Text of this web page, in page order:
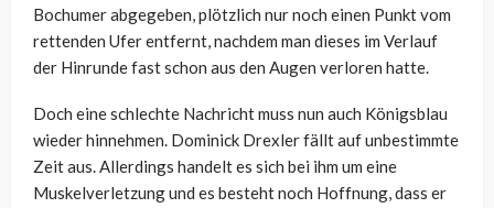
Bochumer abgegeben, plötzlich nur noch einen Punkt vom
rettenden Ufer entfernt, nachdem man dieses im Verlauf
der Hinrunde fast schon aus den Augen verloren hatte.
Doch eine schlechte Nachricht muss nun auch Königsblau
wieder hinnehmen. Dominick Drexler fällt auf unbestimmte
Zeit aus. Allerdings handelt es sich bei ihm um eine
Muskelverletzung und es besteht noch Hoffnung, dass er